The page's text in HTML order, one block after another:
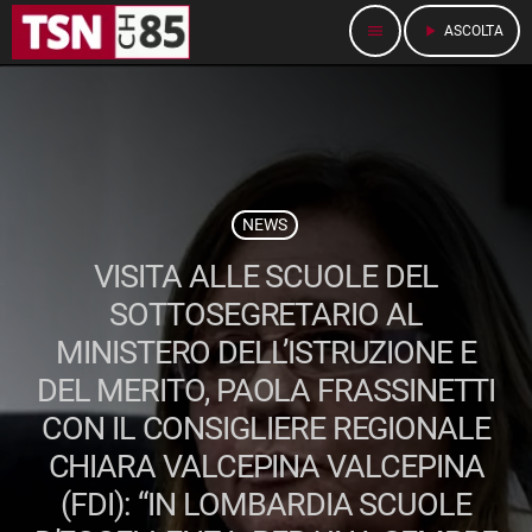
menu play_arrow ASCOLTA
NEWS
VISITA ALLE SCUOLE DEL
SOTTOSEGRETARIO AL
MINISTERO DELL’ISTRUZIONE E
DEL MERITO, PAOLA FRASSINETTI
CON IL CONSIGLIERE REGIONALE
CHIARA VALCEPINA VALCEPINA
(FDI): “IN LOMBARDIA SCUOLE